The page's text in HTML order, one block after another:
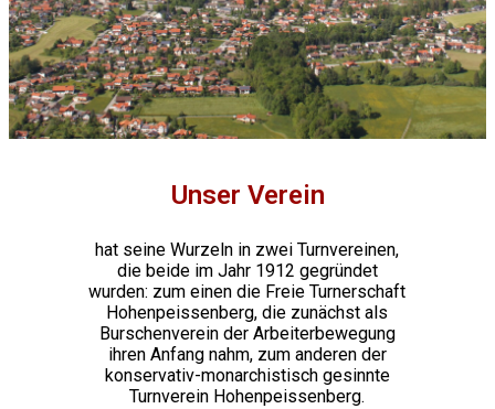
Unser Verein
hat seine Wurzeln in zwei Turnvereinen,
die beide im Jahr 1912 gegründet
wurden: zum einen die Freie Turnerschaft
Hohenpeissenberg, die zunächst als
Burschenverein der Arbeiterbewegung
ihren Anfang nahm, zum anderen der
konservativ-monarchistisch gesinnte
Turnverein Hohenpeissenberg.